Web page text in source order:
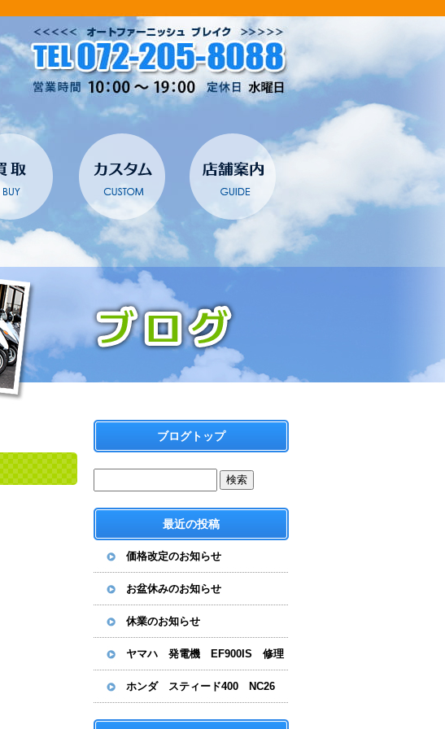
ブログトップ
最近の投稿
価格改定のお知らせ
お盆休みのお知らせ
休業のお知らせ
ヤマハ 発電機 EF900IS 修理
ホンダ スティード400 NC26
水漏れ修理